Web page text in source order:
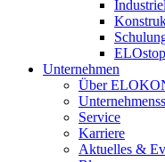
Unternehmen
Über
Service
Karriere
Aktuelles &